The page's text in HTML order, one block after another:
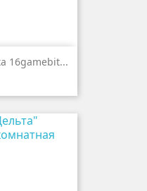
16gamebit...